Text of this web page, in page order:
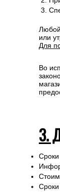
или
Для
Во
3.
Сроки
Сроки